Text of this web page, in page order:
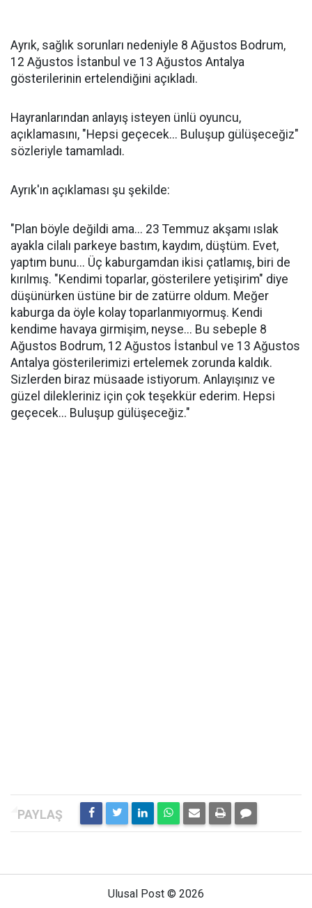
Ayrık, sağlık sorunları nedeniyle 8 Ağustos Bodrum,
12 Ağustos İstanbul ve 13 Ağustos Antalya
gösterilerinin ertelendiğini açıkladı.
Hayranlarından anlayış isteyen ünlü oyuncu,
açıklamasını, "Hepsi geçecek... Buluşup gülüşeceğiz"
sözleriyle tamamladı.
Ayrık'ın açıklaması şu şekilde:
"Plan böyle değildi ama... 23 Temmuz akşamı ıslak
ayakla cilalı parkeye bastım, kaydım, düştüm. Evet,
yaptım bunu... Üç kaburgamdan ikisi çatlamış, biri de
kırılmış. "Kendimi toparlar, gösterilere yetişirim" diye
düşünürken üstüne bir de zatürre oldum. Meğer
kaburga da öyle kolay toparlanmıyormuş. Kendi
kendime havaya girmişim, neyse... Bu sebeple 8
Ağustos Bodrum, 12 Ağustos İstanbul ve 13 Ağustos
Antalya gösterilerimizi ertelemek zorunda kaldık.
Sizlerden biraz müsaade istiyorum. Anlayışınız ve
güzel dilekleriniz için çok teşekkür ederim. Hepsi
geçecek... Buluşup gülüşeceğiz."
Ulusal Post © 2026